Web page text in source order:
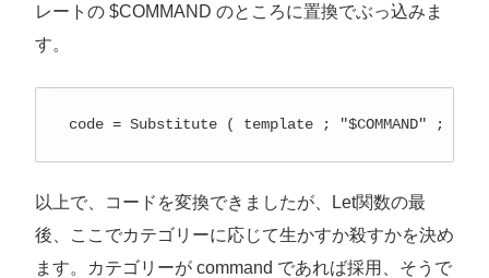
レートの $COMMAND のところに置換でぶっ込みま
す。
code = Substitute ( template ; "$COMMAND" ;
以上で、コードを変換できましたが、Let関数の最
後、ここでカテゴリーに応じて生かすか殺すかを決め
ます。カテゴリーが command であれば採用、そうで